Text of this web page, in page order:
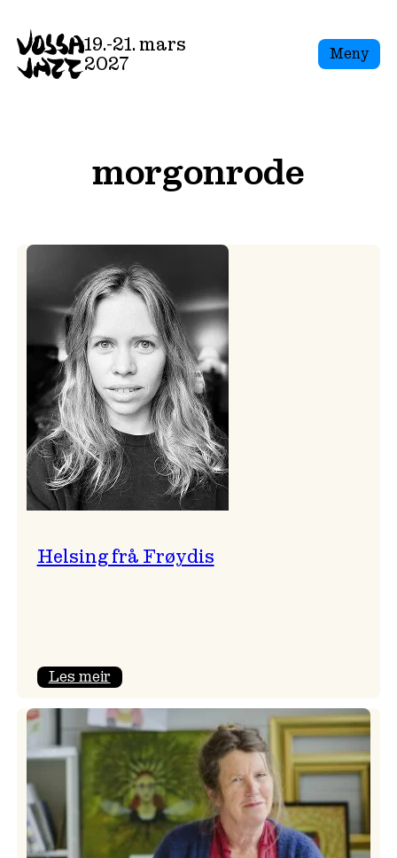
to
content
19.-21. mars
2027
Meny
morgonrode
Helsing frå Frøydis
Les meir:
frå
Frøydis